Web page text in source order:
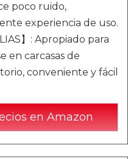
poco ruido,
experiencia de uso.
】: Apropiado para
en carcasas de
conveniente y fácil
en Amazon